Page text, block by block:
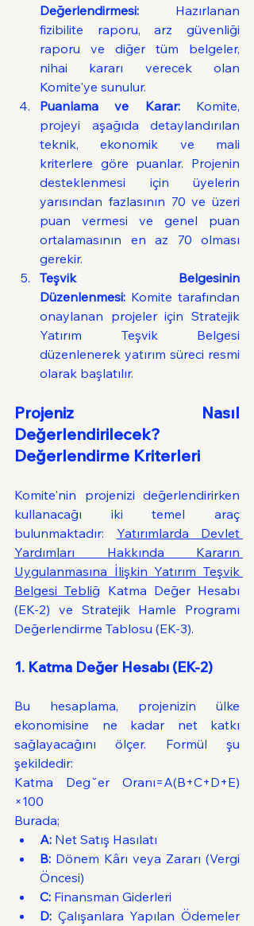
Değerlendirmesi: Hazırlanan
fizibilite raporu, arz güvenliği
raporu ve diğer tüm belgeler,
nihai kararı verecek olan
Komite'ye sunulur.
Puanlama ve Karar: Komite,
projeyi aşağıda detaylandırılan
teknik, ekonomik ve mali
kriterlere göre puanlar. Projenin
desteklenmesi için üyelerin
yarısından fazlasının 70 ve üzeri
puan vermesi ve genel puan
ortalamasının en az 70 olması
gerekir.
Teşvik Belgesinin
Düzenlenmesi: Komite tarafından
onaylanan projeler için Stratejik
Yatırım Teşvik Belgesi
düzenlenerek yatırım süreci resmi
olarak başlatılır.
Projeniz Nasıl
Değerlendirilecek?
Değerlendirme Kriterleri
Komite'nin projenizi değerlendirirken
kullanacağı iki temel araç
bulunmaktadır: Yatırımlarda Devlet
Yardımları Hakkında Kararın
Uygulanmasına İlişkin Yatırım Teşvik
Belgesi Tebliğ Katma Değer Hesabı
(EK-2) ve Stratejik Hamle Programı
Değerlendirme Tablosu (EK-3).
1. Katma Değer Hesabı (EK-2)
Bu hesaplama, projenizin ülke
ekonomisine ne kadar net katkı
sağlayacağını ölçer. Formül şu
şekildedir:
Katma Deg˘​er Oranı=A(B+C+D+E)​
×100
Burada;
A: Net Satış Hasılatı
B: Dönem Kârı veya Zararı (Vergi
Öncesi)
C: Finansman Giderleri
D: Çalışanlara Yapılan Ödemeler